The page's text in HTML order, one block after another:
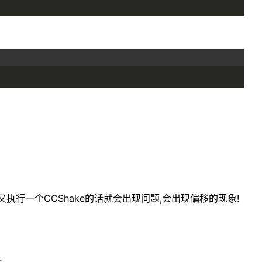
行一个CCShake的话就会出现问题,会出现偏移的现象!